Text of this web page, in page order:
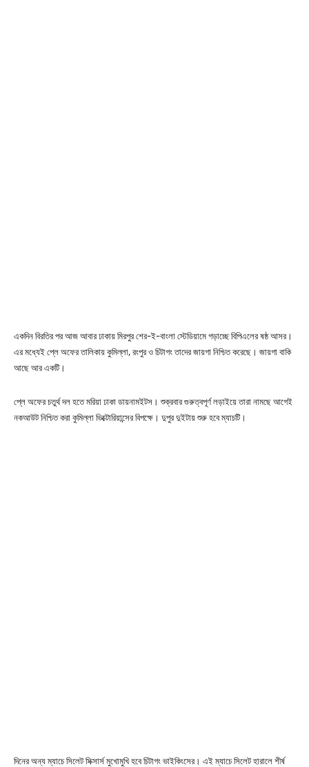
একদিন বিরতির পর আজ আবার ঢাকায় মিরপুর শের-ই-বাংলা স্টেডিয়ামে গড়াচ্ছে বিপিএলের ষষ্ঠ আসর।
এর মধ্যেই প্লে অফের তালিকায় কুমিল্লা, রংপুর ও চিটাগং তাদের জায়গা নিশ্চিত করেছে। জায়গা বাকি
আছে আর একটি।
প্লে অফের চতুর্থ দল হতে মরিয়া ঢাকা ডায়নামইটস। শুক্রবার গুরুত্বপূর্ণ লড়াইয়ে তারা নামছে আগেই
নকআউট নিশ্চিত করা কুমিল্লা ভিক্টোরিয়ান্সের বিপক্ষে। দুপুর দুইটায় শুরু হবে ম্যাচটি।
দিনের অন্য ম্যাচে সিলেট সিক্সার্স মুখোমুখি হবে চিটাগং ভাইকিংসের। এই ম্যাচে সিলেট হারালে শীর্ষ